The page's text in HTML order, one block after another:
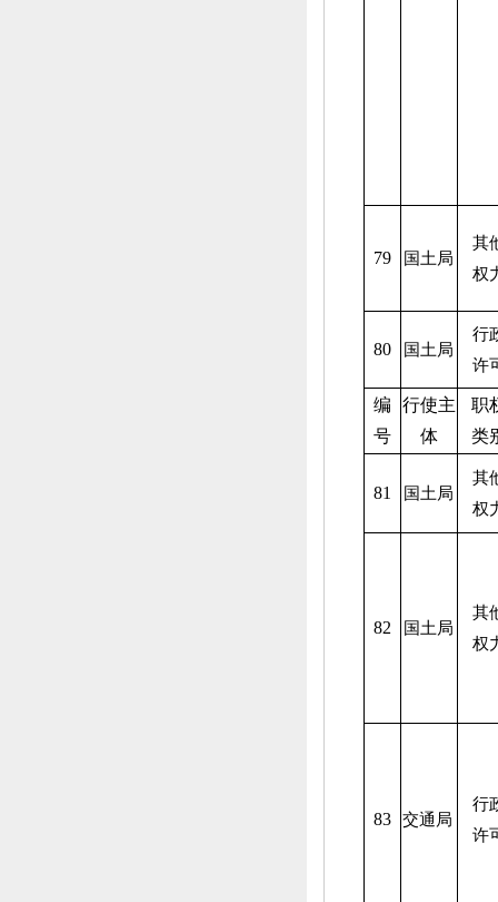
79 国土局
其
权
80 国土局
行
许
编
号
行使主
体
职
类
81 国土局
其
权
82 国土局
其
权
83 交通局
行
许